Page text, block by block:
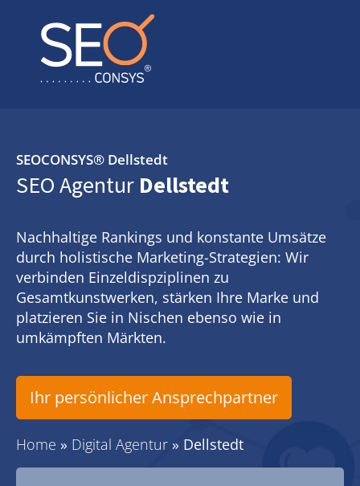
SEOCONSYS® Dellstedt
SEO Agentur Dellstedt
Nachhaltige Rankings und konstante Umsätze
durch holistische Marketing-Strategien: Wir
verbinden Einzeldispziplinen zu
Gesamtkunstwerken, stärken Ihre Marke und
platzieren Sie in Nischen ebenso wie in
umkämpften Märkten.
Ihr persönlicher Ansprechpartner
Home » Digital Agentur » Dellstedt